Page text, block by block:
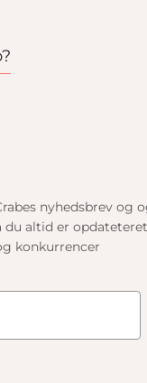
nyhedsbrev og
du altid er
konkurrencer